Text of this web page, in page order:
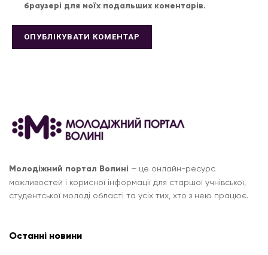
браузері для моїх подальших коментарів.
Молодіжний портал Волині – це онлайн-ресурс
можливостей і корисної інформації для старшої учнівської,
студентської молоді області та усіх тих, хто з нею працює.
Останні новини